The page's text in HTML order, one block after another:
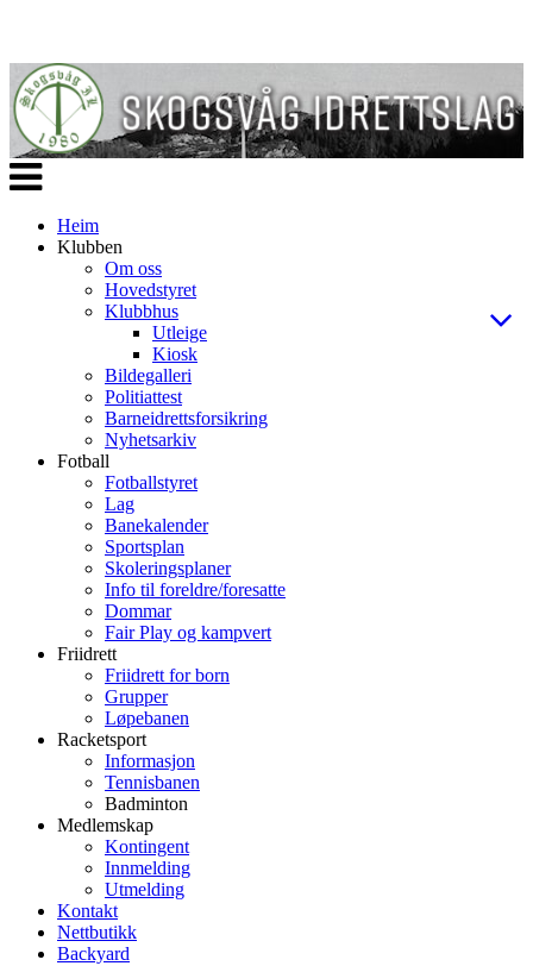
Veksle
navigasjon
Heim
Klubben
Om oss
Hovedstyret
Klubbhus
Utleige
Kiosk
Bildegalleri
Politiattest
Barneidrettsforsikring
Nyhetsarkiv
Fotball
Fotballstyret
Lag
Banekalender
Sportsplan
Skoleringsplaner
Info til foreldre/foresatte
Dommar
Fair Play og kampvert
Friidrett
Friidrett for born
Grupper
Løpebanen
Racketsport
Informasjon
Tennisbanen
Badminton
Medlemskap
Kontingent
Innmelding
Utmelding
Kontakt
Nettbutikk
Backyard